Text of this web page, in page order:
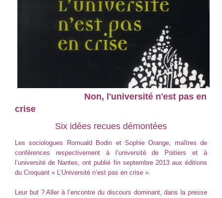
Non, l'université n'est pas en
crise
Six idées recues démontées
Les sociologues Romuald Bodin et Sophie Orange, maîtres de
conférences respectivement à l’université de Poitiers et à
l’université de Nantes, ont publié fin septembre 2013 aux éditions
du Croquant « L’Université n’est pas en crise ».
Leur but ? Aller à l’encontre du discours dominant, dans la presse